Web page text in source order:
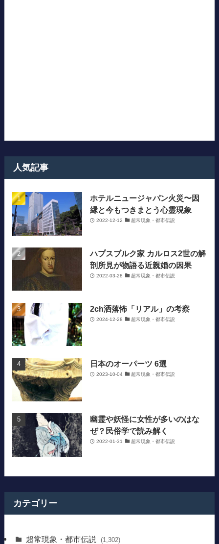
人気記事
ホテルニュージャパン火災〜因
縁と今もつきまとう心霊現象
2022-12-12 超常現象・都市伝説
ハプスブルク家 カルロス2世の解
剖所見が物語る近親婚の因果
2022-03-28 超常現象・都市伝説
2ch洒落怖「リアル」の考察
2024-12-28 超常現象・都市伝説
日本のオーパーツ 6選
2023-10-04 超常現象・都市伝説
幽霊や妖怪に女性が多いのはな
ぜ？民俗学で読み解く
2022-01-31 超常現象・都市伝説
カテゴリー
超常現象・都市伝説 (1,302)